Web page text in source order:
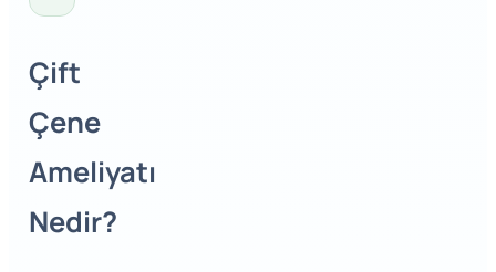
Çift
Çene
Ameliyatı
Nedir?